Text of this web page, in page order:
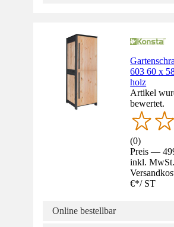
603 60 x
holz
Artikel
bewertet.
(0)
Preis —
inkl.
€*/ ST
Online bestellbar